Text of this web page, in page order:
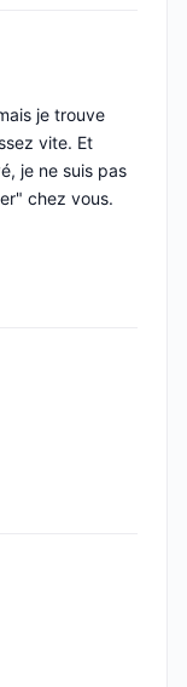
je trouve
vite. Et
je ne suis pas
chez vous.